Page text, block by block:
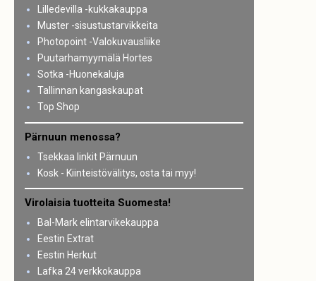
Lilledevilla -kukkakauppa
Muster -sisustustarvikkeita
Photopoint -Valokuvausliike
Puutarhamyymälä Hortes
Sotka -Huonekaluja
Tallinnan kangaskaupat
Top Shop
Pärnuun menossa?
Tsekkaa linkit Pärnuun
Kosk - Kiinteistövälitys, osta tai myy!
Virolaisia tuotteita Suomesta!
Bal-Mark elintarvikekauppa
Eestin Extrat
Eestin Herkut
Lafka 24 verkkokauppa